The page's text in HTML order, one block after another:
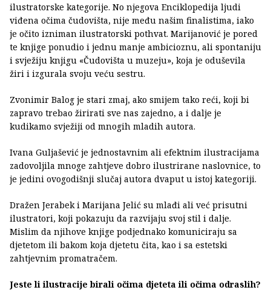
ilustratorske kategorije. No njegova Enciklopedija ljudi
viđena očima čudovišta, nije među našim finalistima, iako
je očito izniman ilustratorski pothvat. Marijanović je pored
te knjige ponudio i jednu manje ambicioznu, ali spontaniju
i svježiju knjigu «Čudovišta u muzeju», koja je oduševila
žiri i izgurala svoju veću sestru.
Zvonimir Balog je stari zmaj, ako smijem tako reći, koji bi
zapravo trebao žirirati sve nas zajedno, a i dalje je
kudikamo svježiji od mnogih mladih autora.
Ivana Guljašević je jednostavnim ali efektnim ilustracijama
zadovoljila mnoge zahtjeve dobro ilustrirane naslovnice, to
je jedini ovogodišnji slučaj autora dvaput u istoj kategoriji.
Dražen Jerabek i Marijana Jelić su mlađi ali već prisutni
ilustratori, koji pokazuju da razvijaju svoj stil i dalje.
Mislim da njihove knjige podjednako komuniciraju sa
djetetom ili bakom koja djetetu čita, kao i sa estetski
zahtjevnim promatračem.
Jeste li ilustracije birali očima djeteta ili očima odraslih?